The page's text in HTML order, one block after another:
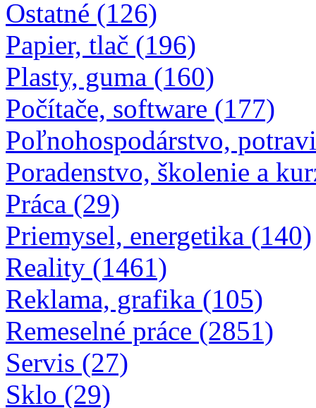
Ostatné (126)
Papier, tlač (196)
Plasty, guma (160)
Počítače, software (177)
Poľnohospodárstvo,
Poradenstvo, školenie a
Práca (29)
Priemysel, energetika (140)
Reality (1461)
Reklama, grafika (105)
Remeselné práce (2851)
Servis (27)
Sklo (29)